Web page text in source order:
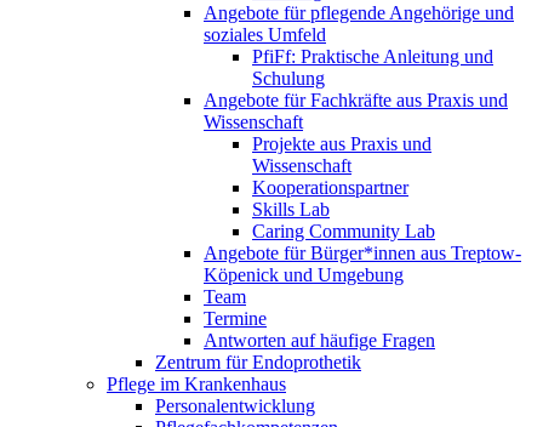
Angebote für pflegende Angehörige und
soziales Umfeld
PfiFf: Praktische Anleitung und
Schulung
Angebote für Fachkräfte aus Praxis und
Wissenschaft
Projekte aus Praxis und
Wissenschaft
Kooperationspartner
Skills Lab
Caring Community Lab
Angebote für Bürger*innen aus Treptow-
Köpenick und Umgebung
Team
Termine
Antworten auf häufige Fragen
Zentrum für Endoprothetik
Pflege im Krankenhaus
Personalentwicklung